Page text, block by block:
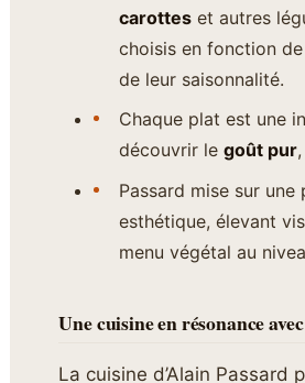
carotteset autres
choisis en fonction
de leur saisonnalité.
Chaque plat est une
découvrir le goût pur
Passard mise sur une
esthétique, élevant
menu végétal au
Une cuisine en résonance
La cuisine d’Alain Passard